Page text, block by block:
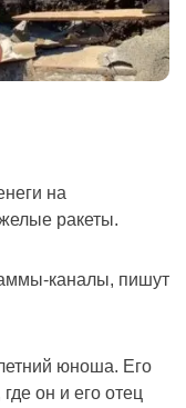
на
ракеты.
каналы, пишут
юноша. Его
он и его отец